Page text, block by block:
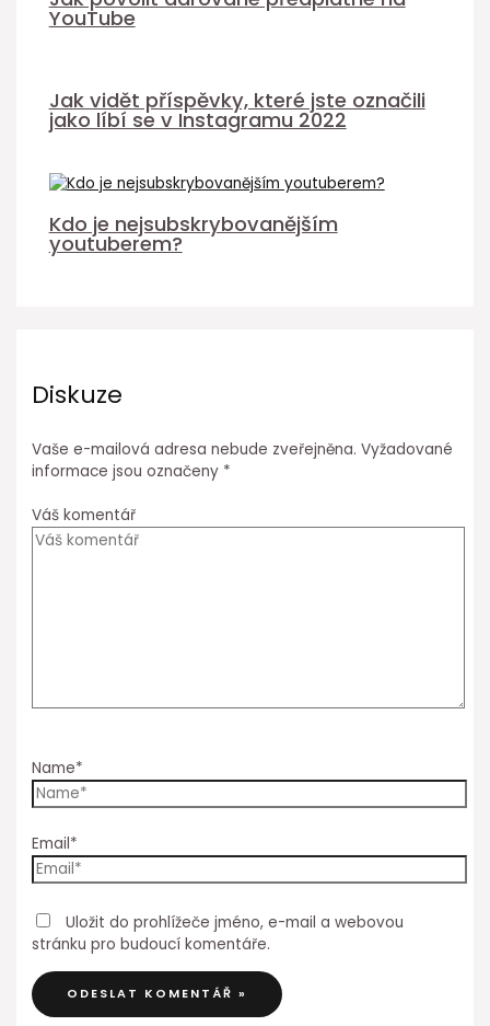
YouTube
Jak vidět příspěvky, které jste označili
jako líbí se v Instagramu 2022
Kdo je nejsubskrybovanějším
youtuberem?
Diskuze
Vaše e-mailová adresa nebude zveřejněna. Vyžadované
informace jsou označeny *
Váš komentář
Name*
Email*
Uložit do prohlížeče jméno, e-mail a webovou
stránku pro budoucí komentáře.